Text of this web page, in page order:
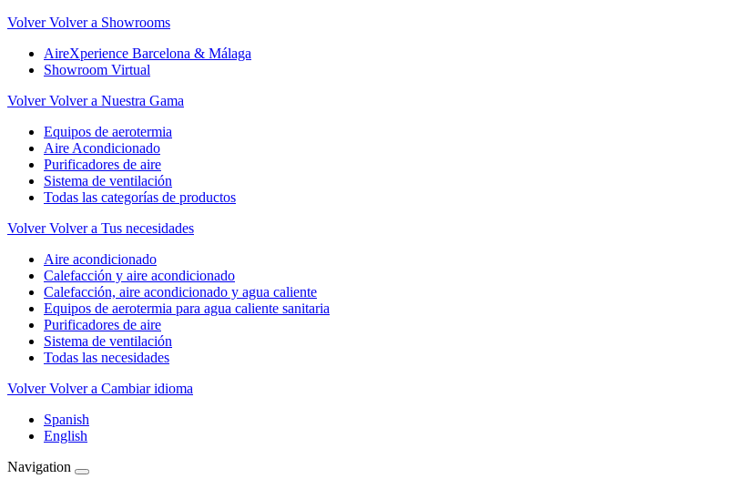
Volver Volver a Showrooms
AireXperience Barcelona & Málaga
Showroom Virtual
Volver Volver a Nuestra Gama
Equipos de aerotermia
Aire Acondicionado
Purificadores de aire
Sistema de ventilación
Todas las categorías de productos
Volver Volver a Tus necesidades
Aire acondicionado
Calefacción y aire acondicionado
Calefacción, aire acondicionado y agua caliente
Equipos de aerotermia para agua caliente sanitaria
Purificadores de aire
Sistema de ventilación
Todas las necesidades
Volver Volver a Cambiar idioma
Spanish
English
Navigation